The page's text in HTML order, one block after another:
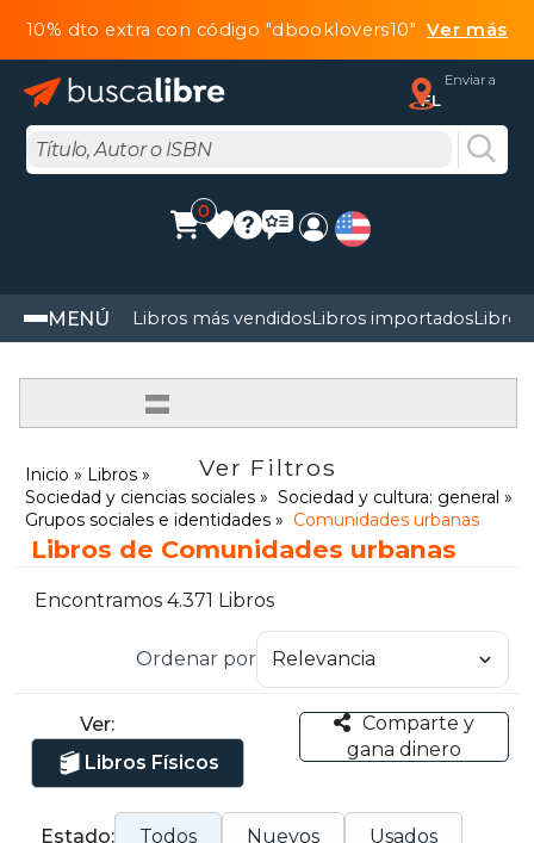
10% dto extra con código "dbooklovers10"Ver más
Enviar a
FL
0
MENÚ Libros más vendidosLibros importadosLibros
=
Ver Filtros
Inicio
Libros
Sociedad y ciencias sociales
Sociedad y cultura: general
Grupos sociales e identidades
Comunidades urbanas
Libros de Comunidades urbanas
Encontramos 4.371 Libros
Ordenar por
Ver:
Libros Físicos
Comparte y
gana dinero
Estado: Todos Nuevos Usados